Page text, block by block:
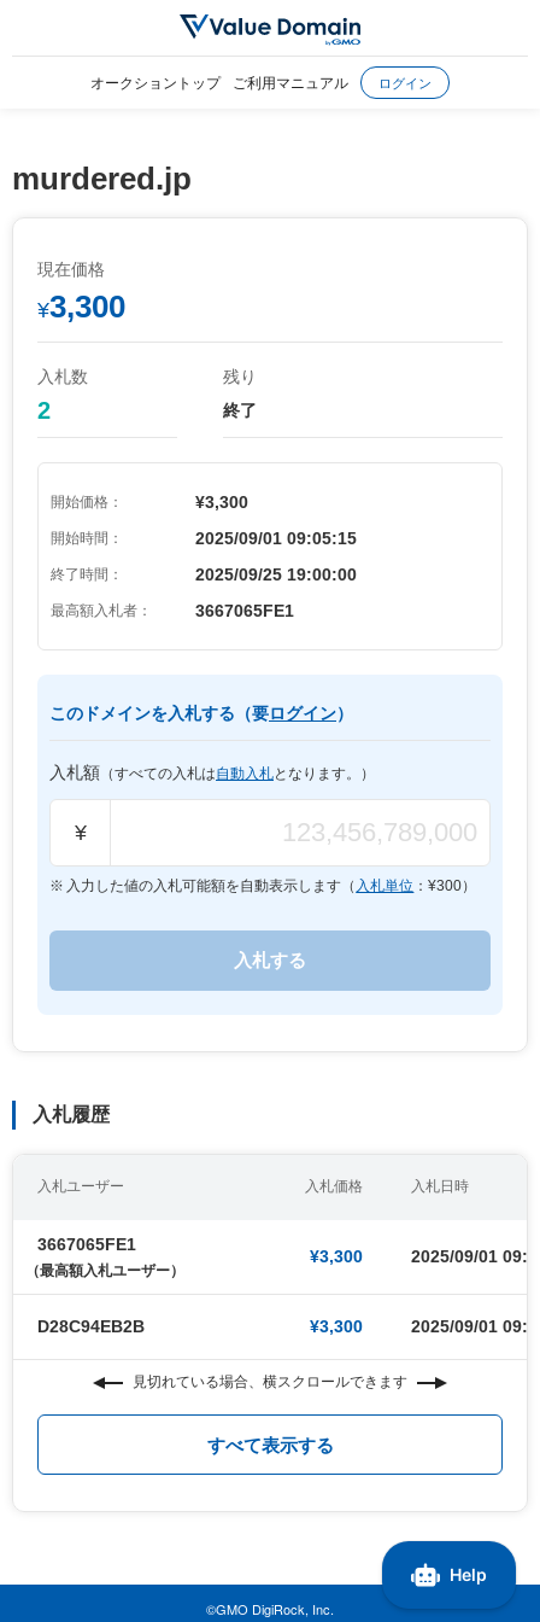
オークショントップ ご利用マニュアル ログイン
murdered.jp
現在価格
¥3,300
入札数
2
残り
終了
開始価格： ¥3,300
開始時間： 2025/09/01 09:05:15
終了時間： 2025/09/25 19:00:00
最高額入札者： 3667065FE1
このドメインを入札する（要ログイン）
入札額 （すべての入札は自動入札となります。）
¥
入力した値の入札可能額を自動表示します（ 入札単位 ：¥300）
入札履歴
入札ユーザー 入札価格 入札日時
3667065FE1
（最高額入札ユーザー）
¥3,300 2025/09/01
D28C94EB2B ¥3,300 2025/09/01
見切れている場合、横スクロールできます
すべて表示する
©GMO DigiRock, Inc.